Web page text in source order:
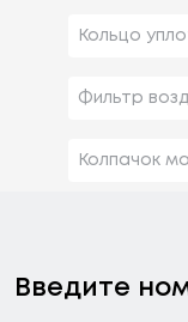
Кольцо
Фильтр
Колпачок
Введите